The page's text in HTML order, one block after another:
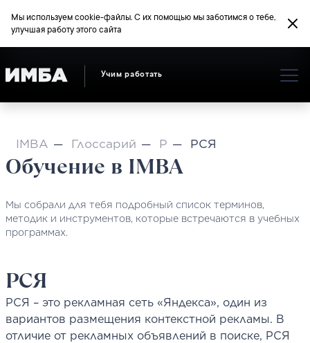
Мы используем cookie-файлы. С их помощью мы заботимся о тебе,
улучшая работу этого сайта
Учим работать
IMBA Глоссарий Р РСЯ
Обучение в IMBA
Мы собрали для тебя подробный список терминов,
методик и инструментов, которые встречаются в учебных
программах.
РСЯ
РСЯ – это рекламная сеть «Яндекса», один из
вариантов размещения контекстной рекламы. В
отличие от рекламных объявлений в поиске, РСЯ